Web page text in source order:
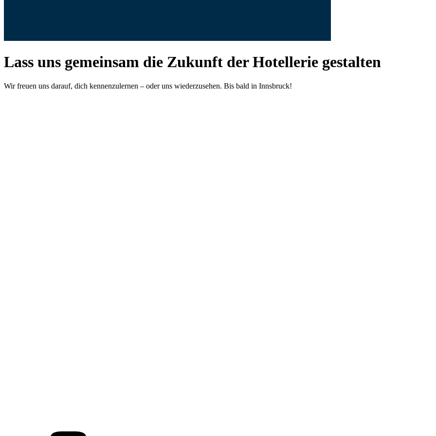
Lass uns gemeinsam die Zukunft der Hotellerie gestalten
Wir freuen uns darauf, dich kennenzulernen – oder uns wiederzusehen. Bis bald in Innsbruck!